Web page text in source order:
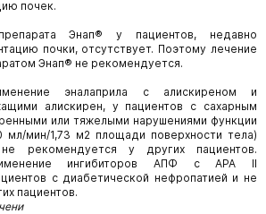
почек.
Энап® у пациентов, недавно
почки, отсутствует. Поэтому лечение
Энап® не рекомендуется.
эналаприла с алискиреном и
алискирен, у пациентов с сахарным
или тяжелыми нарушениями функции
мин/1,73 м2 площади поверхности тела)
рекомендуется у других пациентов.
ингибиторов АПФ с АРА II
с диабетической нефропатией и не
пациентов.